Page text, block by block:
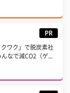
PR
ワク」で脱炭素社
なで減CO2（ゲ...